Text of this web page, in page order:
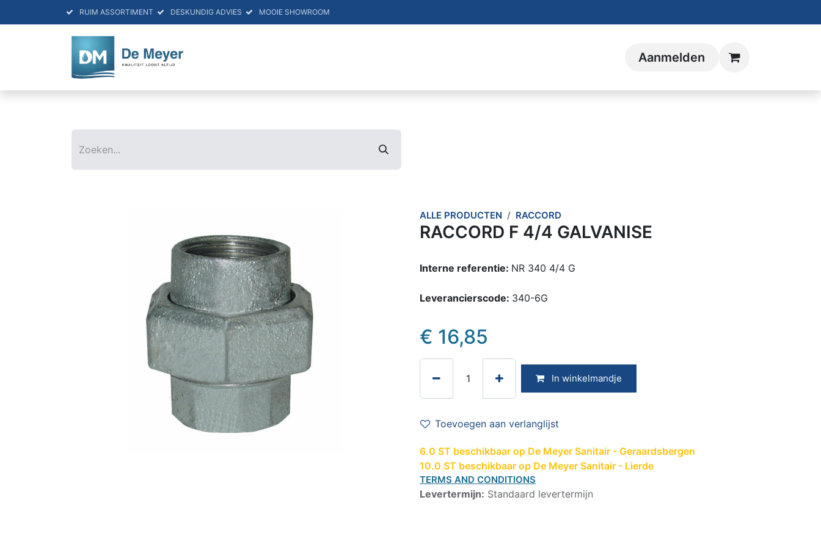
RUIM ASSORTIMENT DESKUNDIG ADVIES MOOIE SHOWROOM
Aanmelden
ALLE PRODUCTEN RACCORD
RACCORD F 4/4 GALVANISE
Interne referentie: NR 340 4/4 G
Leverancierscode: 340-6G
€ 16,85
In winkelmandje
Toevoegen aan verlanglijst
6.0 ST beschikbaar op De Meyer Sanitair - Geraardsbergen
10.0 ST beschikbaar op De Meyer Sanitair - Lierde
TERMS AND CONDITIONS
Levertermijn: Standaard levertermijn